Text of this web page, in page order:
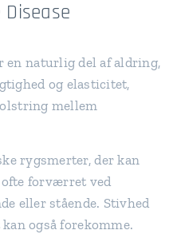
en naturlig del af aldring,
og elasticitet,
mellem
rygsmerter, der kan
forværret ved
eller stående. Stivhed
også forekomme.